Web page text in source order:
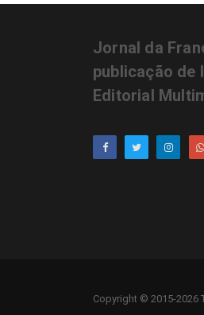
Jornal da
publicação de
Editorial
Copyright © 2015-2026